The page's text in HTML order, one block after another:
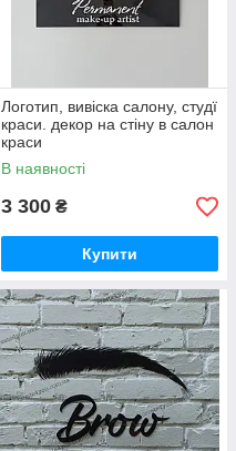
Логотип, вивіска салону, студї
краси. декор на стіну в салон
краси
В наявності
3 300 ₴
Купити